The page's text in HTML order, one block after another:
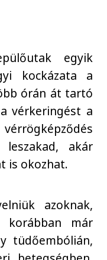
egyik
kockázata a
órán át tartó
vérkeringést a
akár
is okozhat.
azoknak,
korábban már
tüdőembólián,